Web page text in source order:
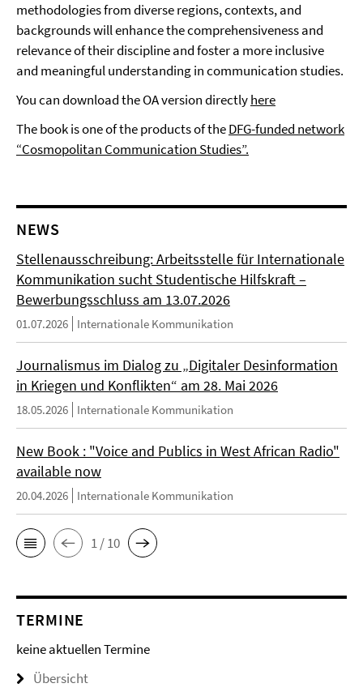
methodologies from diverse regions, contexts, and
backgrounds will enhance the comprehensiveness and
relevance of their discipline and foster a more inclusive
and meaningful understanding in communication studies.
You can download the OA version directlyhere
The book is one of the products of theDFG-funded network
“Cosmopolitan Communication Studies”.
NEWS
Stellenausschreibung: Arbeitsstelle für Internationale
Kommunikation sucht Studentische Hilfskraft –
Bewerbungsschluss am 13.07.2026
01.07.2026 Internationale Kommunikation
Journalismus im Dialog zu „Digitaler Desinformation
in Kriegen und Konflikten“ am 28. Mai 2026
18.05.2026 Internationale Kommunikation
New Book : "Voice and Publics in West African Radio"
available now
20.04.2026 Internationale Kommunikation
1 / 10
TERMINE
keine aktuellen Termine
Übersicht